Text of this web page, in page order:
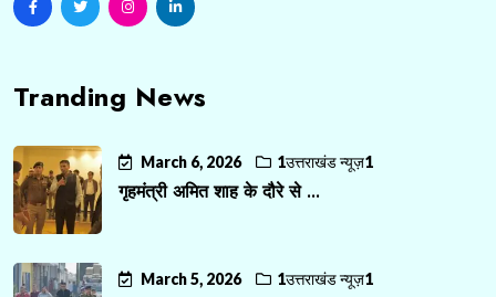
Tranding News
March 6, 2026 1उत्तराखंड न्यूज़1
गृहमंत्री अमित शाह के दौरे से ...
March 5, 2026 1उत्तराखंड न्यूज़1